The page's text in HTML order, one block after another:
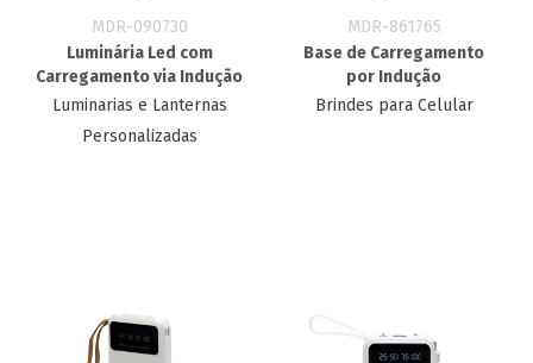
MDR-090730
Luminária Led com
Carregamento via Indução
Luminarias e Lanternas
Personalizadas
MDR-861765
Base de Carregamento
por Indução
Brindes para Celular